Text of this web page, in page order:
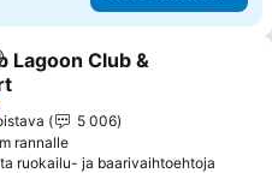
suosikkeihin
Lagoon Club &
5 006
rannalle
ruokailu- ja baarivaihtoehtoja